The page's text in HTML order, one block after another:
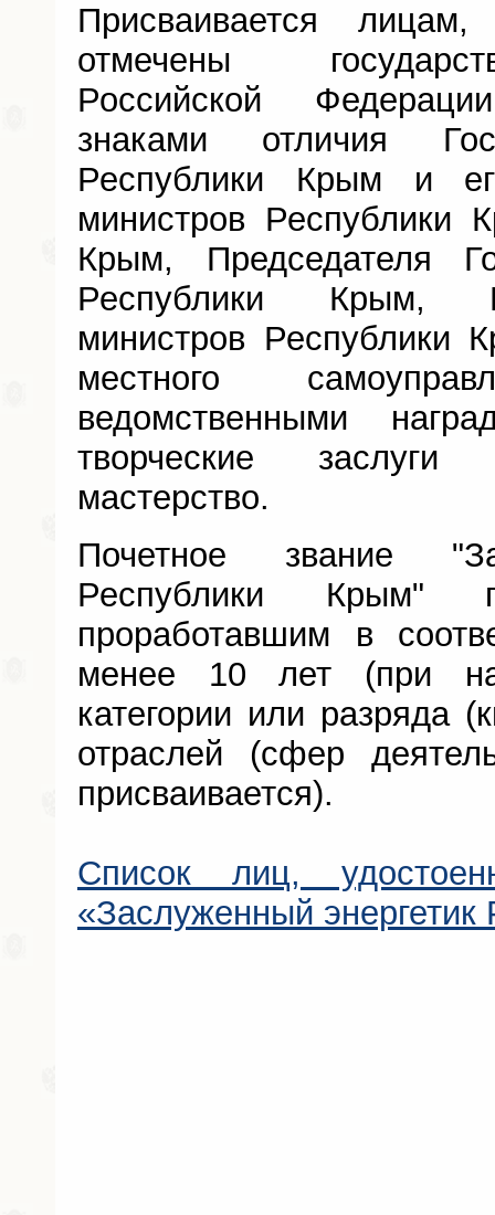
Присваивается
отмечены
Российской
знаками отличия
Республики Крым и
министров Республики
Крым, Председателя
Республики Крым,
министров Республики
местного
ведомственными
творческие
мастерство.
Почетное звание
Республики Крым"
проработавшим в
менее 10 лет (при
категории или разряда
отраслей (сфер
присваивается).
Список лиц,
«Заслуженный